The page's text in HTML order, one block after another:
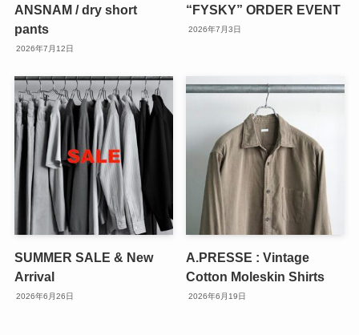
ANSNAM / dry short
pants
2026年7月12日
“FYSKY” ORDER EVENT
2026年7月3日
SUMMER SALE & New
Arrival
2026年6月26日
A.PRESSE : Vintage
Cotton Moleskin Shirts
2026年6月19日